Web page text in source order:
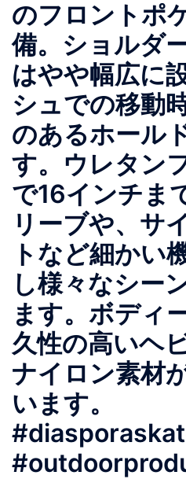
のフロントポ
備。ショルダ
はやや幅広に
シュでの移動
のあるホール
す。ウレタン
で16インチま
リーブや、サ
トなど細かい
し様々なシー
ます。ボディ
久性の高いヘ
ナイロン素材
います。